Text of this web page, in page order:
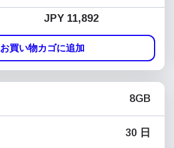
JPY 11,892
お買い物カゴに追加
8GB
30 日